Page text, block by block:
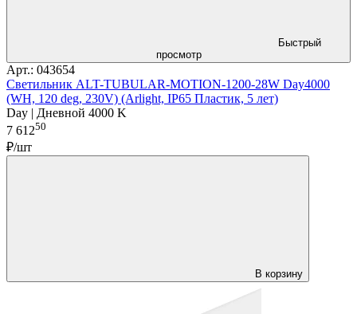
Быстрый
просмотр
Арт.: 043654
Светильник ALT-TUBULAR-MOTION-1200-28W Day4000
(WH, 120 deg, 230V) (Arlight, IP65 Пластик, 5 лет)
Day | Дневной 4000 K
7 61250
₽/шт
В корзину